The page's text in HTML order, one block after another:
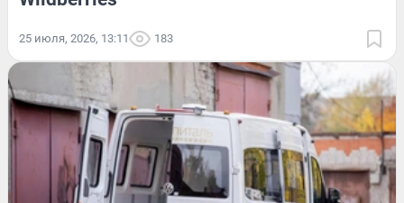
25 июля, 2026, 13:11 183